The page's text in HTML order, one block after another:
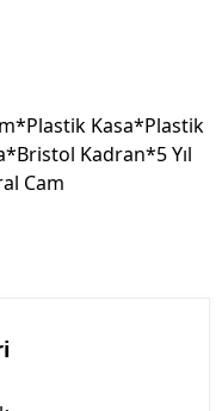
Kasa*Plastik
Kadran*5 Yıl
Cam